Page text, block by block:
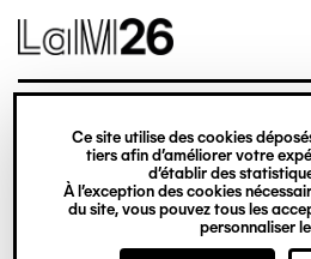
Gestion des cookies
Ce site utilise des cookies
tiers afin d’améliorer votre
d’établir des
À l’exception des cookies
du site, vous pouvez tous les
personnaliser
contenu